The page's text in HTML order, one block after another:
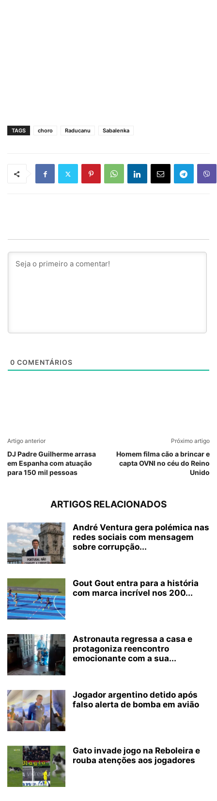
TAGS choro Raducanu Sabalenka
0 COMENTÁRIOS
Artigo anterior
DJ Padre Guilherme arrasa
em Espanha com atuação
para 150 mil pessoas
Próximo artigo
Homem filma cão a brincar e
capta OVNI no céu do Reino
Unido
ARTIGOS RELACIONADOS
André Ventura gera polémica nas
redes sociais com mensagem
sobre corrupção...
Gout Gout entra para a história
com marca incrível nos 200...
Astronauta regressa a casa e
protagoniza reencontro
emocionante com a sua...
Jogador argentino detido após
falso alerta de bomba em avião
Gato invade jogo na Reboleira e
rouba atenções aos jogadores